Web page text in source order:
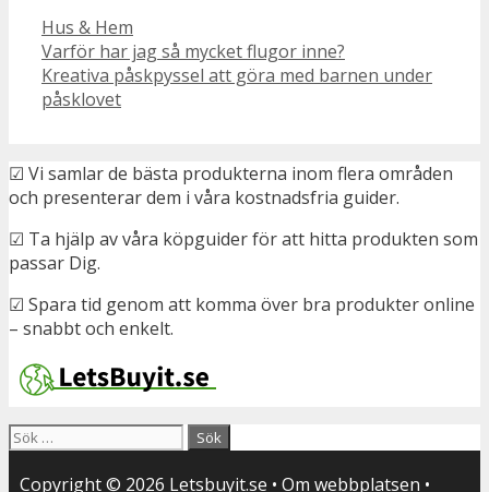
Kategorier
Hus & Hem
Varför har jag så mycket flugor inne?
Kreativa påskpyssel att göra med barnen under
påsklovet
☑ Vi samlar de bästa produkterna inom flera områden
och presenterar dem i våra kostnadsfria guider.
☑ Ta hjälp av våra köpguider för att hitta produkten som
passar Dig.
☑ Spara tid genom att komma över bra produkter online
– snabbt och enkelt.
Sök
Copyright © 2026 Letsbuyit.se • Om webbplatsen •